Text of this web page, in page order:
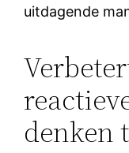
uitdagende
denken